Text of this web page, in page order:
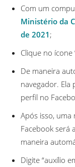
Com um
Ministério da
de 2021 ;
Clique no ícone
De maneira
navegador. Ela
perfil no
Após isso,
Facebook será
maneira
Digite “auxílio